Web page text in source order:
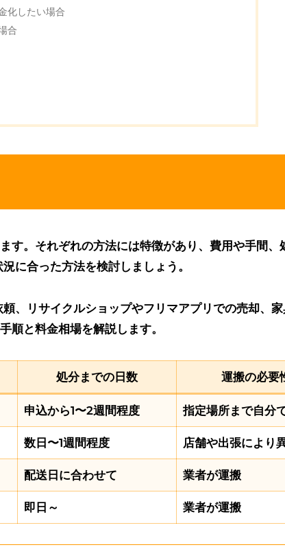
化したい場合
合
す。それぞれの方法には特徴があり、費用や手間、
に合った方法を検討しましょう。
、リサイクルショップやフリマアプリでの売却、家
順と料金相場を解説します。
処分までの日数 運搬の必要
申込から1〜2週間程度 指定場所まで自分
数日〜1週間程度 店舗や出張により
配送日に合わせて 業者が運搬
即日～ 業者が運搬